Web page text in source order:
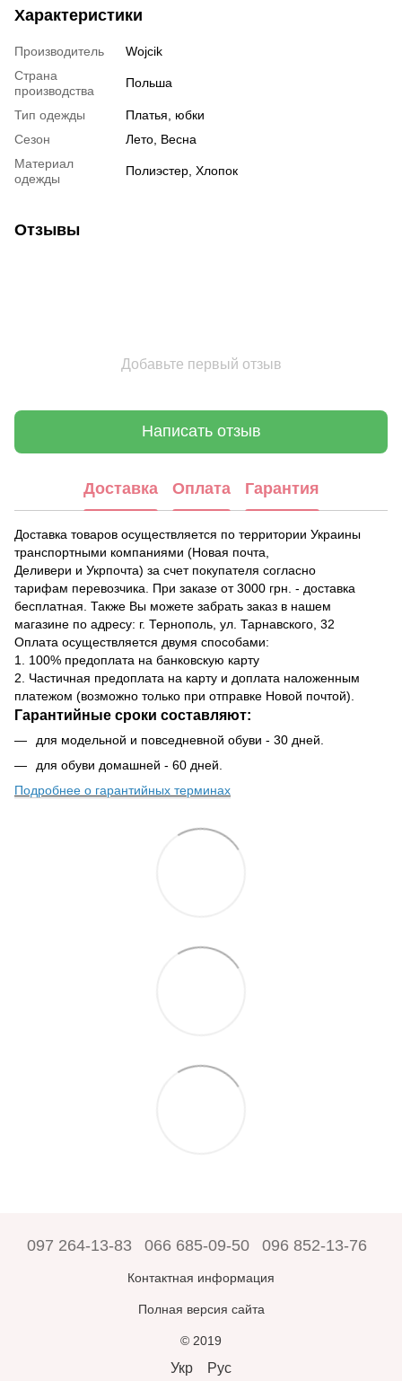
Характеристики
Производитель
Wojcik
Страна
производства
Польша
Тип одежды
Платья, юбки
Сезон
Лето, Весна
Материал
одежды
Полиэстер, Хлопок
Отзывы
Добавьте первый отзыв
Написать отзыв
Доставка Оплата Гарантия
Доставка товаров осуществляется по территории Украины
транспортными компаниями (Новая почта,
Деливери и Укрпочта) за счет покупателя согласно
тарифам перевозчика. При заказе от 3000 грн. - доставка
бесплатная. Также Вы можете забрать заказ в нашем
магазине по адресу: г. Тернополь, ул. Тарнавского, 32
Оплата осуществляется двумя способами:
1. 100% предоплата на банковскую карту
2. Частичная предоплата на карту и доплата наложенным
платежом (возможно только при отправке Новой почтой).
Гарантийные сроки составляют:
для модельной и повседневной обуви - 30 дней.
для обуви домашней - 60 дней.
Подробнее о гарантийных терминах
097 264-13-83 066 685-09-50 096 852-13-76
Контактная информация
Полная версия сайта
© 2019
Укр Рус